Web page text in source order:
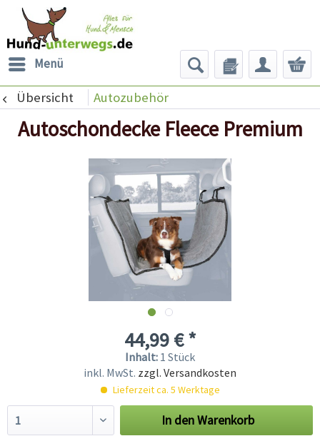
Menü
Übersicht Autozubehör
Autoschondecke Fleece Premium
44,99 € *
Inhalt: 1 Stück
inkl. MwSt. zzgl. Versandkosten
Lieferzeit ca. 5 Werktage
In denWarenkorb